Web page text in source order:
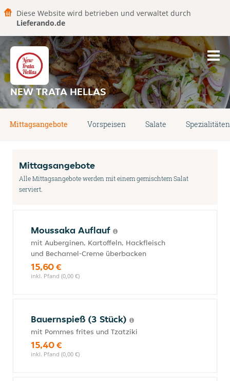
Diese Website wird betrieben und verwaltet durch
Lieferando.de
NEW TRATA HELLAS
Mittagsangebote Vorspeisen Salate
Mittagsangebote
Alle Mittagsangebote werden mit einem gemischtem Salat
serviert.
Moussaka Auflauf
mit Auberginen, Kartoffeln, Hackfleisch
und Bechamel-Creme überbacken
15,60 €
inkl. Pfand (0,00 €)
Bauernspieß (3 Stück)
mit Pommes frites und Tzatziki
15,40 €
inkl. Pfand (0,00 €)